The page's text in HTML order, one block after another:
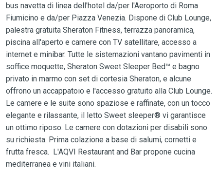
bus navetta di linea dell'hotel da/per l'Aeroporto di Roma
Fiumicino e da/per Piazza Venezia. Dispone di Club Lounge,
palestra gratuita Sheraton Fitness, terrazza panoramica,
piscina all'aperto e camere con TV satellitare, accesso a
internet e minibar. Tutte le sistemazioni vantano pavimenti in
soffice moquette, Sheraton Sweet Sleeper Bed™ e bagno
privato in marmo con set di cortesia Sheraton, e alcune
offrono un accappatoio e l'accesso gratuito alla Club Lounge.
Le camere e le suite sono spaziose e raffinate, con un tocco
elegante e rilassante, il letto Sweet sleeper® vi garantisce
un ottimo riposo. Le camere con dotazioni per disabili sono
su richiesta. Prima colazione a base di salumi, cornetti e
frutta fresca. L'AQVI Restaurant and Bar propone cucina
mediterranea e vini italiani.